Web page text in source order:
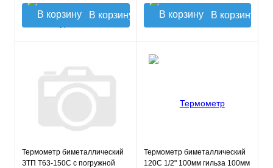
В корзину В корзину
Термометр биметаллический
ЗТП Т63-150С с погружной
Термометр биметаллический
120С 1/2" 100мм гильза 100мм